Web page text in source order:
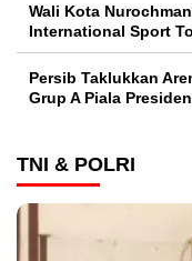
Wali Kota
International Sport
Persib Taklukkan
Grup A Piala
TNI & POLRI